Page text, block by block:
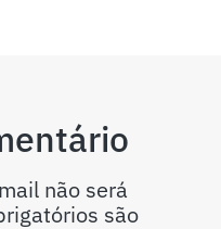
não será
são